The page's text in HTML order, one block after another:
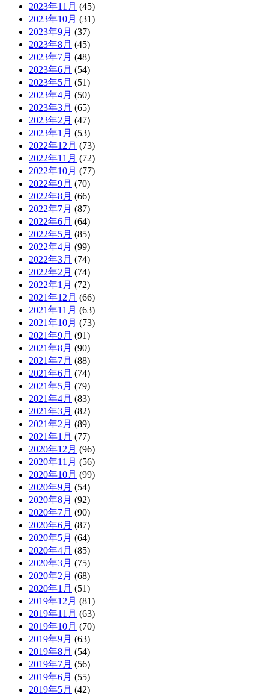
2023年11月 (45)
2023年10月 (31)
2023年9月 (37)
2023年8月 (45)
2023年7月 (48)
2023年6月 (54)
2023年5月 (51)
2023年4月 (50)
2023年3月 (65)
2023年2月 (47)
2023年1月 (53)
2022年12月 (73)
2022年11月 (72)
2022年10月 (77)
2022年9月 (70)
2022年8月 (66)
2022年7月 (87)
2022年6月 (64)
2022年5月 (85)
2022年4月 (99)
2022年3月 (74)
2022年2月 (74)
2022年1月 (72)
2021年12月 (66)
2021年11月 (63)
2021年10月 (73)
2021年9月 (91)
2021年8月 (90)
2021年7月 (88)
2021年6月 (74)
2021年5月 (79)
2021年4月 (83)
2021年3月 (82)
2021年2月 (89)
2021年1月 (77)
2020年12月 (96)
2020年11月 (56)
2020年10月 (99)
2020年9月 (54)
2020年8月 (92)
2020年7月 (90)
2020年6月 (87)
2020年5月 (64)
2020年4月 (85)
2020年3月 (75)
2020年2月 (68)
2020年1月 (51)
2019年12月 (81)
2019年11月 (63)
2019年10月 (70)
2019年9月 (63)
2019年8月 (54)
2019年7月 (56)
2019年6月 (55)
2019年5月 (42)